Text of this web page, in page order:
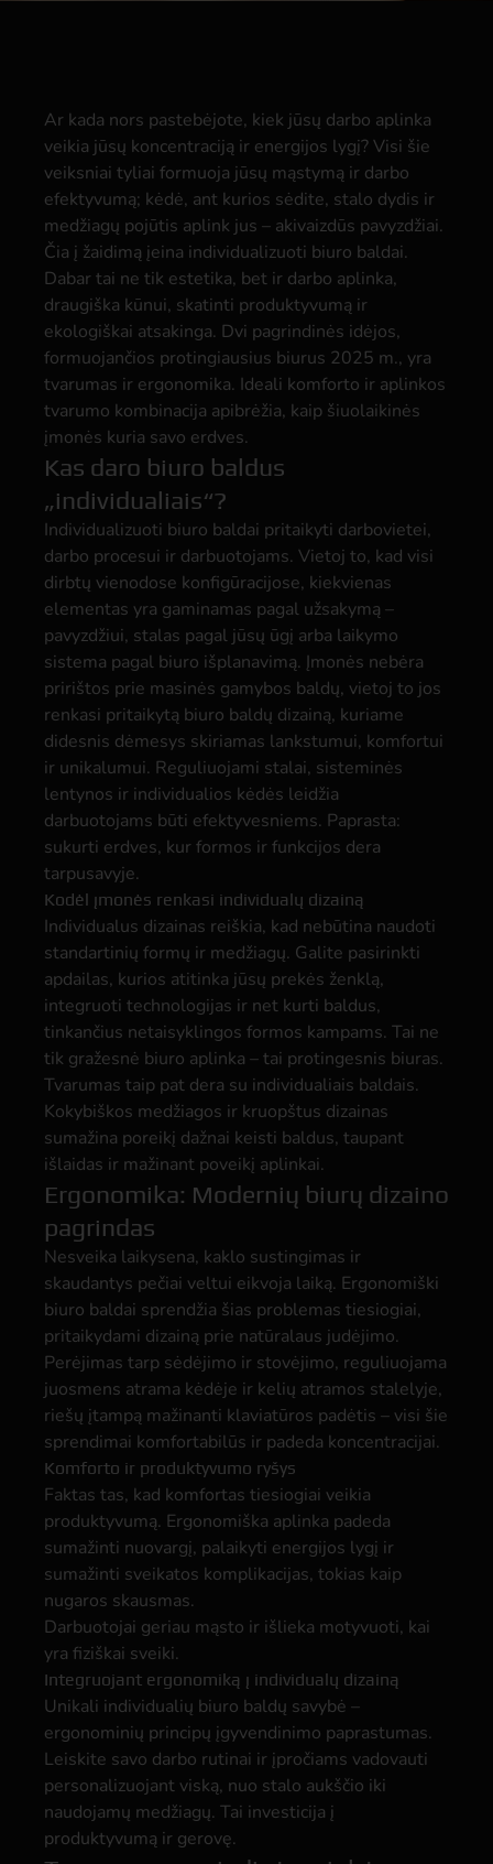
Ar kada nors pastebėjote, kiek jūsų darbo aplinka
veikia jūsų koncentraciją ir energijos lygį? Visi šie
veiksniai tyliai formuoja jūsų mąstymą ir darbo
efektyvumą; kėdė, ant kurios sėdite, stalo dydis ir
medžiagų pojūtis aplink jus – akivaizdūs pavyzdžiai.
Čia į žaidimą įeina individualizuoti biuro baldai.
Dabar tai ne tik estetika, bet ir darbo aplinka,
draugiška kūnui, skatinti produktyvumą ir
ekologiškai atsakinga. Dvi pagrindinės idėjos,
formuojančios protingiausius biurus 2025 m., yra
tvarumas ir ergonomika. Ideali komforto ir aplinkos
tvarumo kombinacija apibrėžia, kaip šiuolaikinės
įmonės kuria savo erdves.
Kas daro biuro baldus
„individualiais“?
Individualizuoti biuro baldai pritaikyti darbovietei,
darbo procesui ir darbuotojams. Vietoj to, kad visi
dirbtų vienodose konfigūracijose, kiekvienas
elementas yra gaminamas pagal užsakymą –
pavyzdžiui, stalas pagal jūsų ūgį arba laikymo
sistema pagal biuro išplanavimą. Įmonės nebėra
pririštos prie masinės gamybos baldų, vietoj to jos
renkasi pritaikytą biuro baldų dizainą, kuriame
didesnis dėmesys skiriamas lankstumui, komfortui
ir unikalumui. Reguliuojami stalai, sisteminės
lentynos ir individualios kėdės leidžia
darbuotojams būti efektyvesniems. Paprasta:
sukurti erdves, kur formos ir funkcijos dera
tarpusavyje.
Kodėl įmonės renkasi individualų dizainą
Individualus dizainas reiškia, kad nebūtina naudoti
standartinių formų ir medžiagų. Galite pasirinkti
apdailas, kurios atitinka jūsų prekės ženklą,
integruoti technologijas ir net kurti baldus,
tinkančius netaisyklingos formos kampams. Tai ne
tik gražesnė biuro aplinka – tai protingesnis biuras.
Tvarumas taip pat dera su individualiais baldais.
Kokybiškos medžiagos ir kruopštus dizainas
sumažina poreikį dažnai keisti baldus, taupant
išlaidas ir mažinant poveikį aplinkai.
Ergonomika: Modernių biurų dizaino
pagrindas
Nesveika laikysena, kaklo sustingimas ir
skaudantys pečiai veltui eikvoja laiką. Ergonomiški
biuro baldai sprendžia šias problemas tiesiogiai,
pritaikydami dizainą prie natūralaus judėjimo.
Perėjimas tarp sėdėjimo ir stovėjimo, reguliuojama
juosmens atrama kėdėje ir kelių atramos stalelyje,
riešų įtampą mažinanti klaviatūros padėtis – visi šie
sprendimai komfortabilūs ir padeda koncentracijai.
Komforto ir produktyvumo ryšys
Faktas tas, kad komfortas tiesiogiai veikia
produktyvumą. Ergonomiška aplinka padeda
sumažinti nuovargį, palaikyti energijos lygį ir
sumažinti sveikatos komplikacijas, tokias kaip
nugaros skausmas.
Darbuotojai geriau mąsto ir išlieka motyvuoti, kai
yra fiziškai sveiki.
Integruojant ergonomiką į individualų dizainą
Unikali individualių biuro baldų savybė –
ergonominių principų įgyvendinimo paprastumas.
Leiskite savo darbo rutinai ir įpročiams vadovauti
personalizuojant viską, nuo stalo aukščio iki
naudojamų medžiagų. Tai investicija į
produktyvumą ir gerovę.